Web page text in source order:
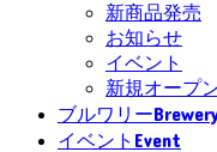
新商品発売
お知らせ
イベント
新規オープ
ブルワリー
イベント Event